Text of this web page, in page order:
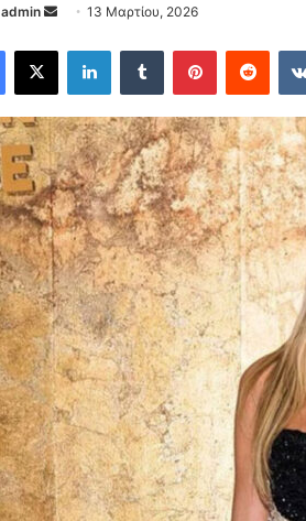
admin
Send
email
13 Μαρτίου, 2026
Facebook
X LinkedInTumblr Pinterest